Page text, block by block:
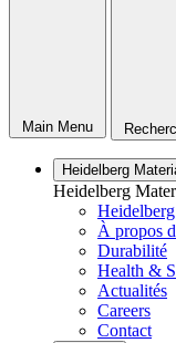
Main Menu
Heidelberg
Heidelberg
À propos
Durabilité
Health &
Actualités
Careers
Contact